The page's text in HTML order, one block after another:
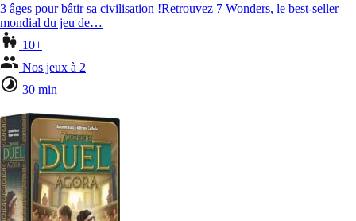
3 âges pour bâtir sa civilisation !Retrouvez 7 Wonders, le best-seller
mondial du jeu de…
10+
Nos jeux à 2
30 min